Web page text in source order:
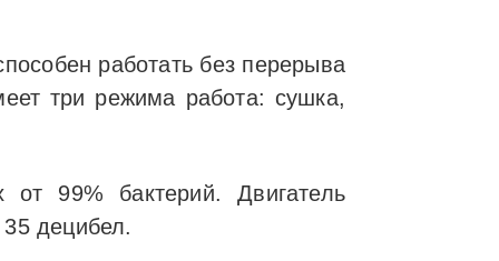
работать без перерыва
три режима работа: сушка,
от 99% бактерий. Двигатель
децибел.